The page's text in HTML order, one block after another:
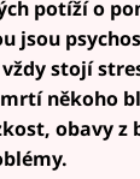
potíží o
jsou
stojí
někoho
obavy z